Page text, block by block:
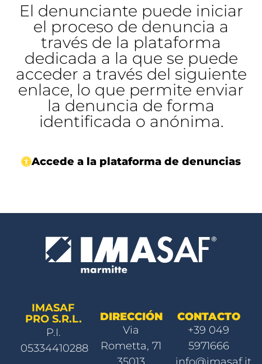
El denunciante puede iniciar
el proceso de denuncia a
través de la plataforma
dedicada a la que se puede
acceder a través del siguiente
enlace, lo que permite enviar
la denuncia de forma
identificada o anónima.
Accede a la plataforma de denuncias
IMASAF
PRO S.R.L.
P.I.
05334410288
DIRECCIÓN
Via
Rometta, 71
CONTACTO
+39 049
5971666